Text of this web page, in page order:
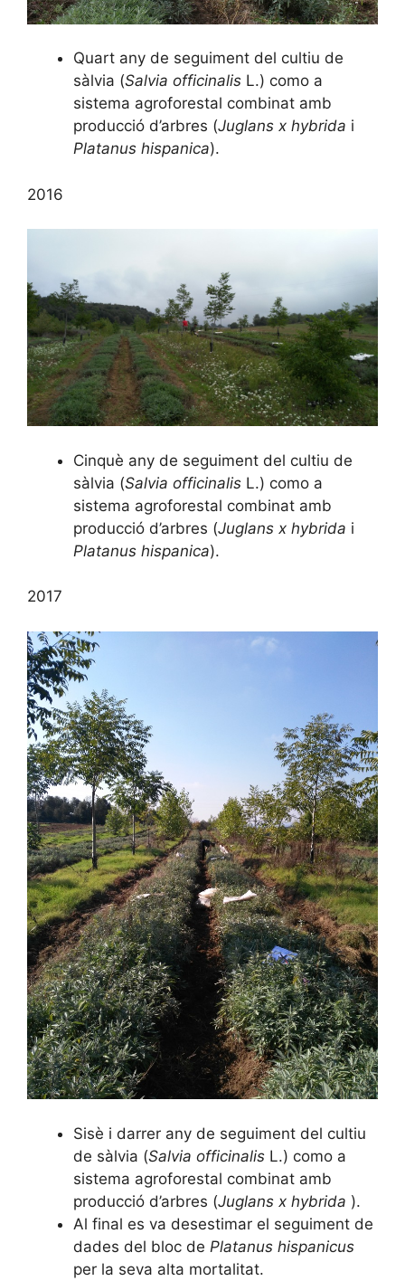
Quart any de seguiment del cultiu de
sàlvia (Salvia officinalis L.) como a
sistema agroforestal combinat amb
producció d’arbres (Juglans x hybrida i
Platanus hispanica).
2016
Cinquè any de seguiment del cultiu de
sàlvia (Salvia officinalis L.) como a
sistema agroforestal combinat amb
producció d’arbres (Juglans x hybrida i
Platanus hispanica).
2017
Sisè i darrer any de seguiment del cultiu
de sàlvia (Salvia officinalis L.) como a
sistema agroforestal combinat amb
producció d’arbres (Juglans x hybrida ).
Al final es va desestimar el seguiment de
dades del bloc de Platanus hispanicus
per la seva alta mortalitat.